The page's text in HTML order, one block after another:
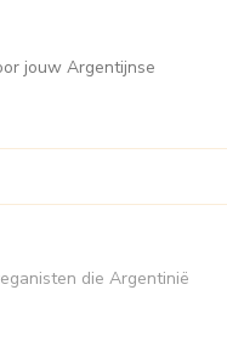
jouw Argentijnse
die Argentinië